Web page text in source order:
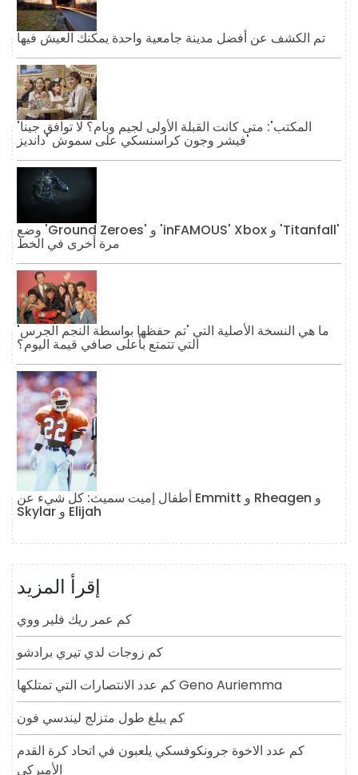
تم الكشف عن أفضل مدينة جامعية واحدة يمكنك العيش فيها
'المكتب': متى كانت القبلة الأولى لجيم وبام؟ لا توافق جينا
فيشر وجون كراسنسكي على سموش 'دانديز'
وضع 'Ground Zeroes' و 'inFAMOUS' Xbox و 'Titanfall'
مرة أخرى في الخط
ما هي النسخة الأصلية التي 'تم حفظها بواسطة النجم الجرس'
التي تتمتع بأعلى صافي قيمة اليوم؟
أطفال إميت سميث: كل شيء عن Emmitt و Rheagen و
Skylar و Elijah
إقرأ المزيد
كم عمر ريك فلير ووي
كم زوجات لدي تيري برادشو
كم عدد الانتصارات التي تمتلكها Geno Auriemma
كم يبلغ طول متزلج ليندسي فون
كم عدد الاخوة جرونكوفسكي يلعبون في اتحاد كرة القدم
الأميركي